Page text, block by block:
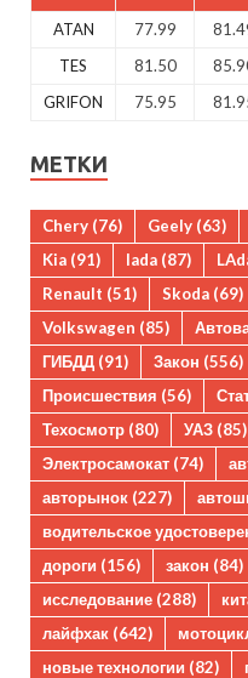
ATAN 77.99
TES
81.50
GRIFON
75.95
МЕТКИ
Chery (76) Geely (63)
Kia (91) lada (87)
Renault (51) Skoda (69)
Volkswagen (85)
ГИБДД (91) Закон (556)
Происшествия (56)
Техосмотр (80) УАЗ (85)
Электросамокат (74)
авторынок (227)
водительское
дороги (156) закон (84)
исследование (288)
лайфхак (642)
новые технологии (82)